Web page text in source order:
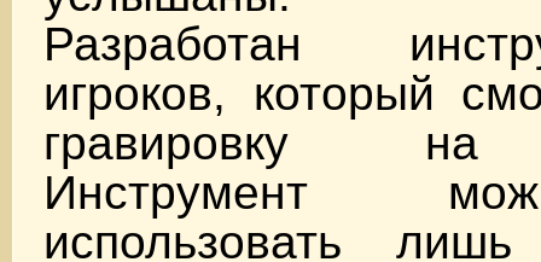
Разработан
игроков, который
гравировку на
Инструмент
использовать